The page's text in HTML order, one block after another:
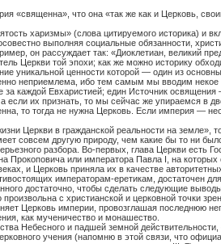
«священна», что она «так же как и Церковь,
харизмы» (слова цитируемого историка) и
выполняя социальные обязанности,
он рассуждает так: «Диоклетиан, великий
Церкви той эпохи; как же можно историку
уникальной ценности которой — один из
неприемлема, ибо тем самым мы вводим
каждой Евхаристией; един Источник
если их признать, то мы сейчас же упираемся
то тогда не нужна Церковь. Если империя —
Церкви в гражданской реальности на
совсем другую природу, чем какие бы то ни
разбора. Во-первых, глава Церкви
Прокоповича или императора Павла I , на
и Церковь приняла их в качестве
императорам-еретикам, достаточен
достаточно, чтобы сделать следующие
с христианской и церковной точки
Церковь империи, провозглашая последнюю
как мученичество и монашество.
Небесного и падшей земной
учения (напомню в этой связи, что